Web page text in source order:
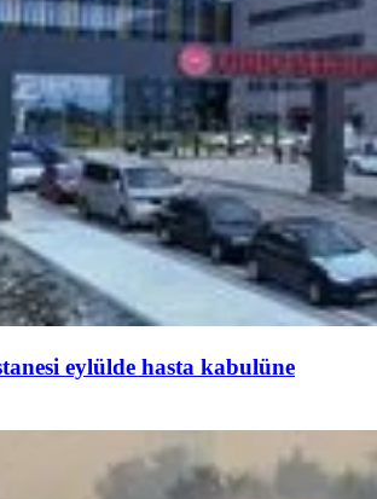
eylülde hasta kabulüne